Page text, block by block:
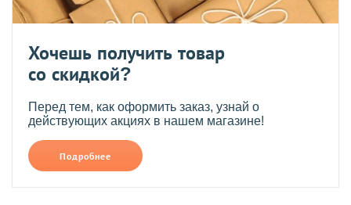
Хочешь получить товар
со скидкой?
Перед тем, как оформить заказ, узнай о
действующих акциях в нашем магазине!
Подробнее